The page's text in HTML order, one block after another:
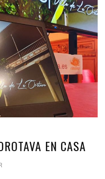
EN CASA